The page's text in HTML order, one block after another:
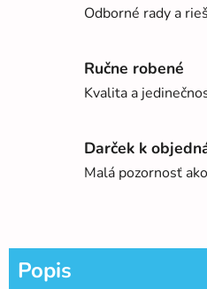
Odborné rady a
Ručne robené
Kvalita a
Darček k
Malá pozornosť
Popis